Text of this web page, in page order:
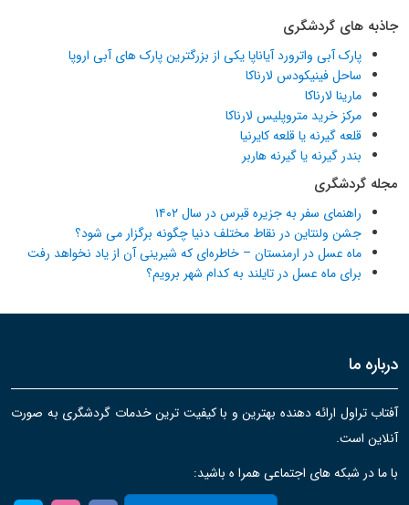
جاذبه های گردشگری
پارک آبی واترورد آیاناپا یکی از بزرگترین پارک های آبی اروپا
ساحل فینیکودس لارناکا
مارینا لارناکا
مرکز خرید متروپلیس لارناکا
قلعه گیرنه یا قلعه کایرنیا
بندر گیرنه یا گیرنه هاربر
مجله گردشگری
راهنمای سفر به جزیره قبرس در سال ۱۴۰۲
جشن ولنتاین در نقاط مختلف دنیا چگونه برگزار می شود؟
ماه عسل در ارمنستان – خاطره‌ای که شیرینی آن از یاد نخواهد رفت
برای ماه عسل در تایلند به کدام شهر برویم؟
درباره ما
آفتاب تراول ارائه دهنده بهترین و با کیفیت ترین خدمات گردشگری به صورت
آنلاین است.
با ما در شبکه های اجتماعی همرا ه باشید: